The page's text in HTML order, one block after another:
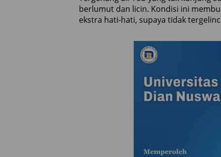
berlumut dan licin. Kondisi ini
ekstra hati-hati, supaya tidak